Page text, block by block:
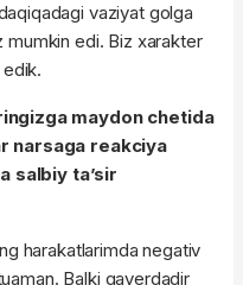
vaziyat golga
mumkin edi. Biz xarakter
maydon chetida
narsaga reakciya
salbiy ta’sir
harakatlarimda negativ
Balki qayerdadir